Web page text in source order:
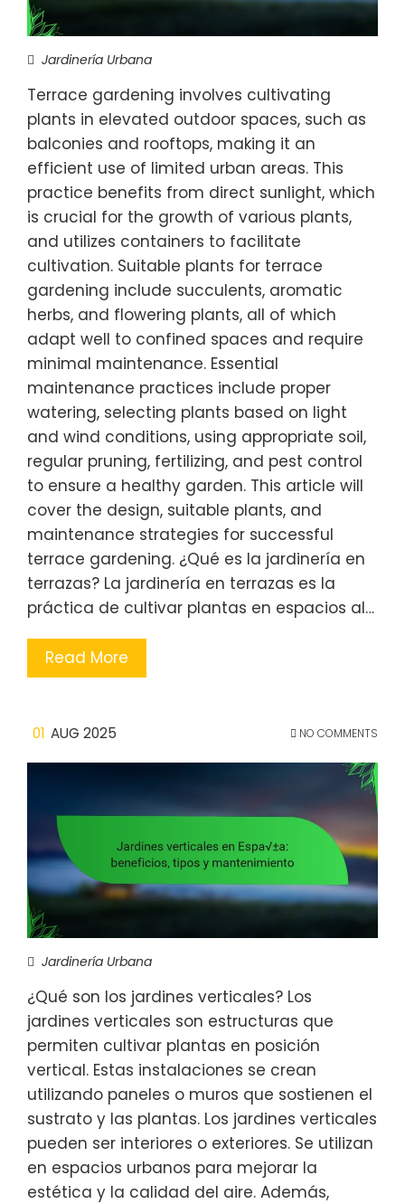
Jardinería Urbana
Terrace gardening involves cultivating
plants in elevated outdoor spaces, such as
balconies and rooftops, making it an
efficient use of limited urban areas. This
practice benefits from direct sunlight, which
is crucial for the growth of various plants,
and utilizes containers to facilitate
cultivation. Suitable plants for terrace
gardening include succulents, aromatic
herbs, and flowering plants, all of which
adapt well to confined spaces and require
minimal maintenance. Essential
maintenance practices include proper
watering, selecting plants based on light
and wind conditions, using appropriate soil,
regular pruning, fertilizing, and pest control
to ensure a healthy garden. This article will
cover the design, suitable plants, and
maintenance strategies for successful
terrace gardening. ¿Qué es la jardinería en
terrazas? La jardinería en terrazas es la
práctica de cultivar plantas en espacios al…
Read More
01 AUG 2025 NO COMMENTS
Jardinería Urbana
¿Qué son los jardines verticales? Los
jardines verticales son estructuras que
permiten cultivar plantas en posición
vertical. Estas instalaciones se crean
utilizando paneles o muros que sostienen el
sustrato y las plantas. Los jardines verticales
pueden ser interiores o exteriores. Se utilizan
en espacios urbanos para mejorar la
estética y la calidad del aire. Además,